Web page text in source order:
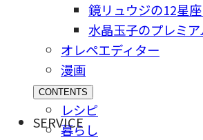
鏡リュウジの12星
水晶玉子のプレミ
オレペエディター
漫画
CONTENTS
レシピ
暮らし
SERVICE